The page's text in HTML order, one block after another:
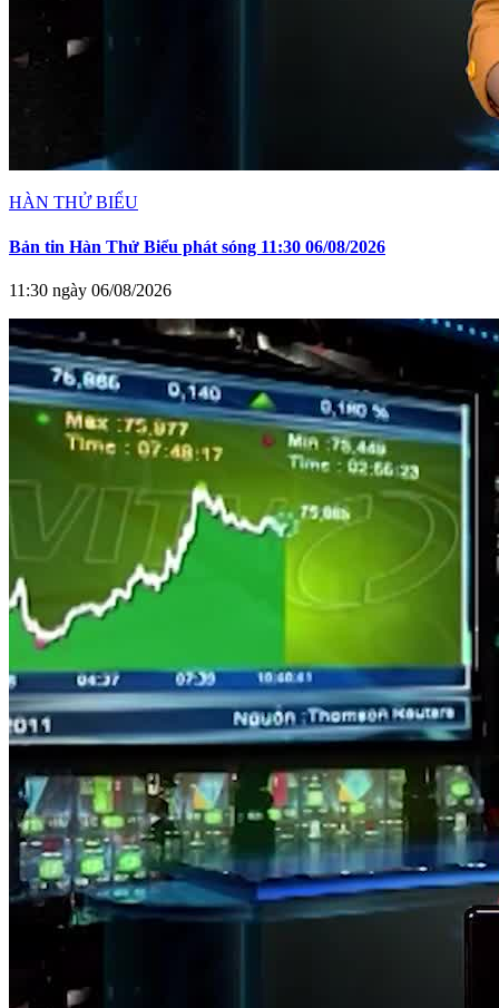
HÀN THỬ BIỂU
Bản tin Hàn Thử Biểu phát sóng 11:30 06/08/2026
11:30 ngày 06/08/2026